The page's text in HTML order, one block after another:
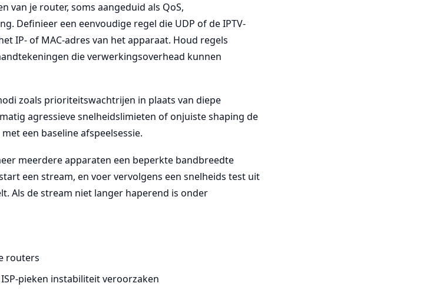
van je router, soms aangeduid als QoS,
Definieer een eenvoudige regel die UDP of de IPTV-
IP- of MAC-adres van het apparaat. Houd regels
die verwerkingsoverhead kunnen
zoals prioriteitswachtrijen in plaats van diepe
agressieve snelheidslimieten of onjuiste shaping de
een baseline afspeelsessie.
meerdere apparaten een beperkte bandbreedte
een stream, en voer vervolgens een snelheids test uit
Als de stream niet langer haperend is onder
routers
pieken instabiliteit veroorzaken